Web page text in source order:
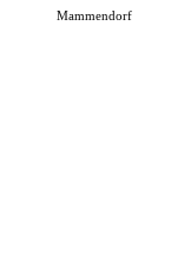
Mammendorf